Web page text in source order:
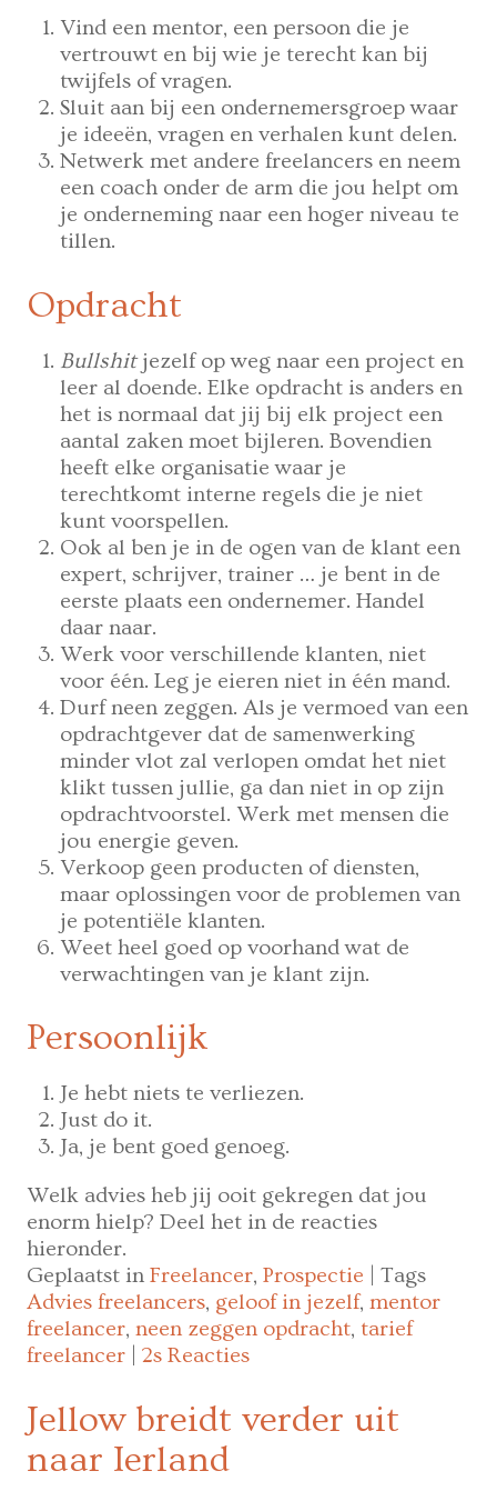
Vind een mentor, een persoon die je
vertrouwt en bij wie je terecht kan bij
twijfels of vragen.
Sluit aan bij een ondernemersgroep waar
je ideeën, vragen en verhalen kunt delen.
Netwerk met andere freelancers en neem
een coach onder de arm die jou helpt om
je onderneming naar een hoger niveau te
tillen.
Opdracht
Bullshitjezelf op weg naar een project en
leer al doende. Elke opdracht is anders en
het is normaal dat jij bij elk project een
aantal zaken moet bijleren. Bovendien
heeft elke organisatie waar je
terechtkomt interne regels die je niet
kunt voorspellen.
Ook al ben je in de ogen van de klant een
expert, schrijver, trainer … je bent in de
eerste plaats een ondernemer. Handel
daar naar.
Werk voor verschillende klanten, niet
voor één. Leg je eieren niet in één mand.
Durf neen zeggen. Als je vermoed van een
opdrachtgever dat de samenwerking
minder vlot zal verlopen omdat het niet
klikt tussen jullie, ga dan niet in op zijn
opdrachtvoorstel. Werk met mensen die
jou energie geven.
Verkoop geen producten of diensten,
maar oplossingen voor de problemen van
je potentiële klanten.
Weet heel goed op voorhand wat de
verwachtingen van je klant zijn.
Persoonlijk
Je hebt niets te verliezen.
Just do it.
Ja, je bent goed genoeg.
Welk advies heb jij ooit gekregen dat jou
enorm hielp? Deel het in de reacties
hieronder.
Geplaatst in Freelancer,Prospectie
Tags
Advies freelancers, geloof in jezelf,mentor
freelancer,neen zeggen opdracht, tarief
freelancer
2s Reacties
Jellow breidt verder uit
naar Ierland